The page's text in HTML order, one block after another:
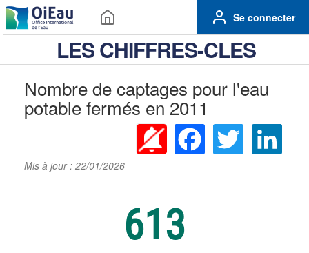
Se connecter
LES CHIFFRES-CLES
Nombre de captages pour l'eau
potable fermés en 2011
Facebook Twitter
Mis à jour : 22/01/2026
613